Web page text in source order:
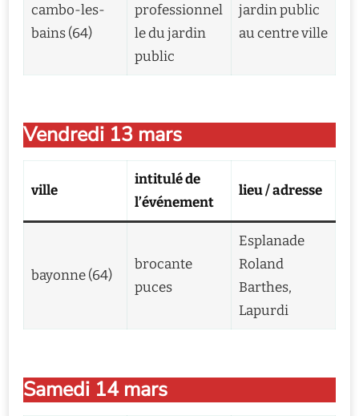
cambo-les-
bains (64)
professionnel
le du jardin
public
jardin public
au centre ville
Vendredi 13 mars
ville
intitulé de
l’événement
lieu / adresse
bayonne (64)
brocante
puces
Esplanade
Roland
Barthes,
Lapurdi
Samedi 14 mars